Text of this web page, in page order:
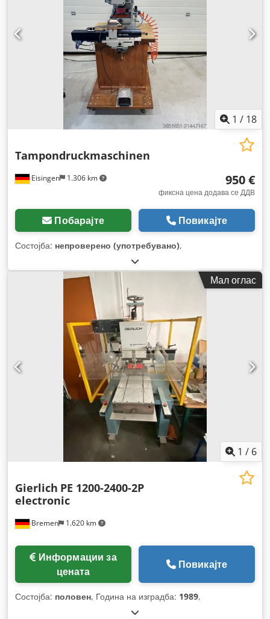
1 / 18
Eisingen 1.306 km
Tampondruckmaschinen
950 €
фиксна цена додава се ДДВ
Побарајте Повикајте
Состојба: непроверено (употребувано),
Мал оглас
1 / 6
Bremen 1.620 km
Gierlich PE 1200-2400-2P
electronic
цената
Повикајте
Состојба: половен, Година на изградба: 1989,